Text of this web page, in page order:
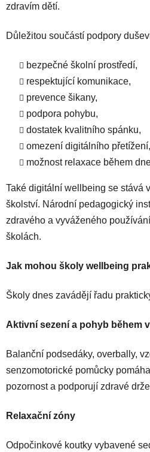
zdravím dětí.
Důležitou součástí podpory
bezpečné školní prostředí,
respektující komunikace,
prevence šikany,
podpora pohybu,
dostatek kvalitního spánku,
omezení digitálního přetížení,
možnost relaxace během
Také digitální wellbeing se stává
školství. Národní pedagogický
zdravého a vyváženého
školách.
Jak mohou školy wellbeing
Školy dnes zavádějí řadu
Aktivní sezení a pohyb během
Balanční podsedáky, overbally,
senzomotorické pomůcky
pozornost a podporují zdravé
Relaxační zóny
Odpočinkové koutky vybavené